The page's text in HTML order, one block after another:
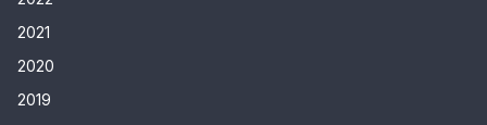
2021
2020
2019